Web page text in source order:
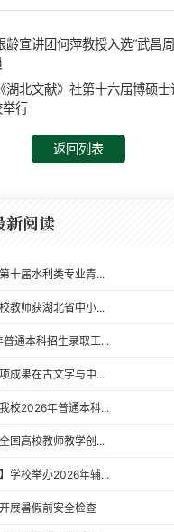
龄宣讲团何萍教授入选“武昌
湖北文献》社第十六届博硕
行
返回列表
新阅读
十届水利类专业青...
教师获湖北省中小...
通本科招生录取工...
成果在古文字与中...
校2026年普通本科...
国高校教师教学创...
】学校举办2026年辅...
展暑假前安全检查